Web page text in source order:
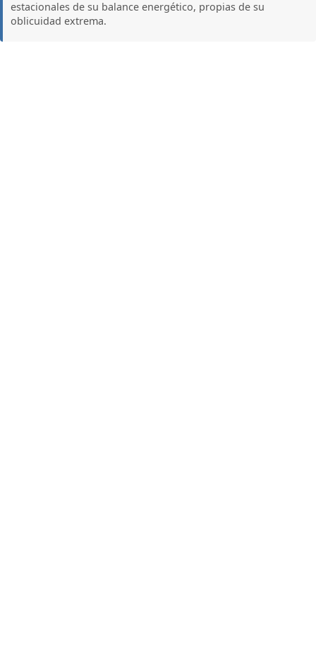
estacionales de su balance energético, propias de su
oblicuidad extrema.